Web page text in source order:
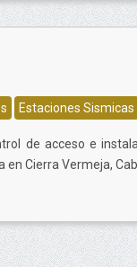
Estaciones Sismicas
de acceso e
en Cierra Vermeja,